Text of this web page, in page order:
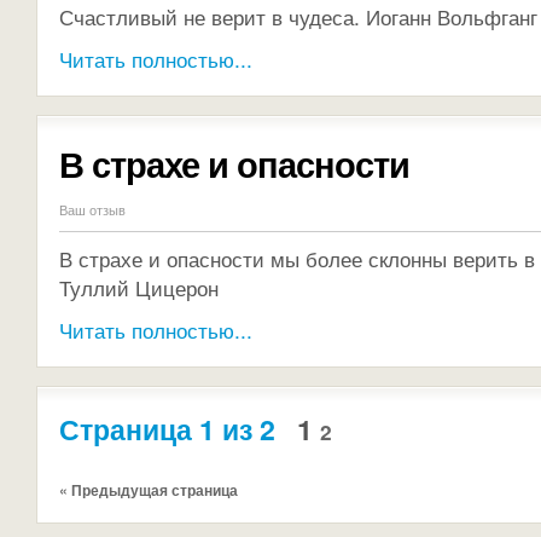
Счастливый не верит в чудеса. Иоганн
Читать полностью...
В страхе и опасности
Ваш отзыв
В страхе и опасности мы более склонны верить
Туллий Цицерон
Читать полностью...
Страница 1 из 2 1 2
« Предыдущая страница